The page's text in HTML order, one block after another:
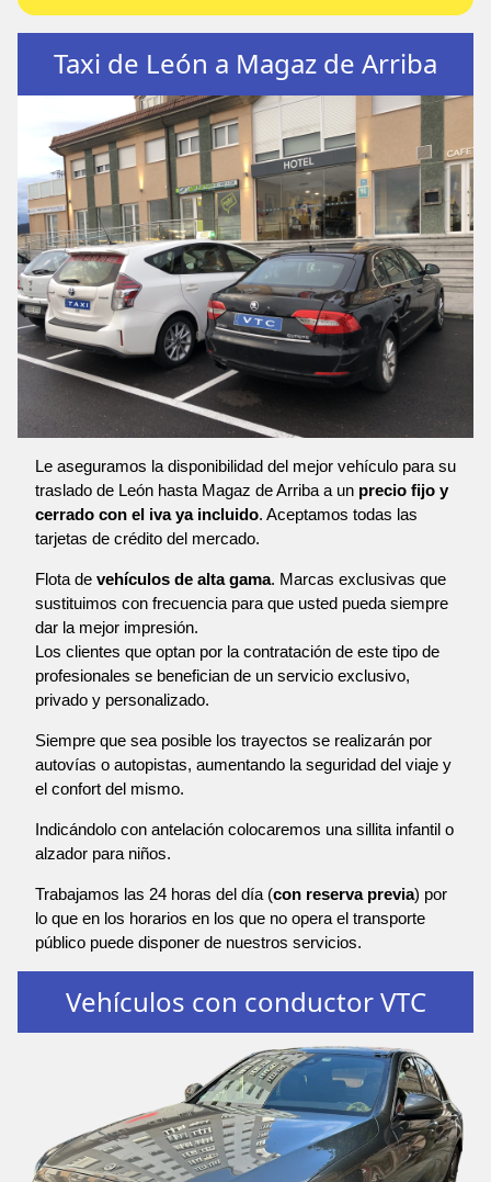
Taxi de León a Magaz de Arriba
Le aseguramos la disponibilidad del mejor vehículo para su
traslado de León hasta Magaz de Arriba a un precio fijo y
cerrado con el iva ya incluido. Aceptamos todas las
tarjetas de crédito del mercado.
Flota de vehículos de alta gama. Marcas exclusivas que
sustituimos con frecuencia para que usted pueda siempre
dar la mejor impresión.
Los clientes que optan por la contratación de este tipo de
profesionales se benefician de un servicio exclusivo,
privado y personalizado.
Siempre que sea posible los trayectos se realizarán por
autovías o autopistas, aumentando la seguridad del viaje y
el confort del mismo.
Indicándolo con antelación colocaremos una sillita infantil o
alzador para niños.
Trabajamos las 24 horas del día (con reserva previa) por
lo que en los horarios en los que no opera el transporte
público puede disponer de nuestros servicios.
Vehículos con conductor VTC